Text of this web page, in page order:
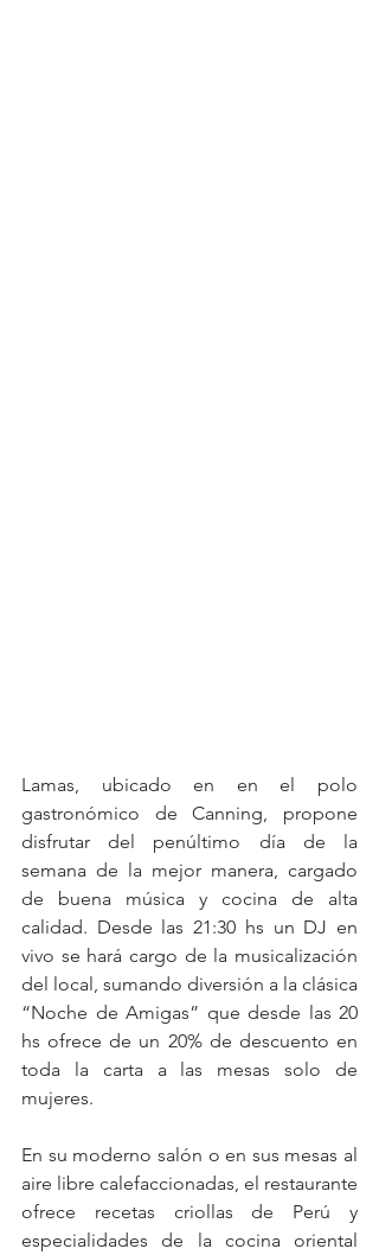
Lamas, ubicado en en el polo
gastronómico de Canning, propone
disfrutar del penúltimo día de la
semana de la mejor manera, cargado
de buena música y cocina de alta
calidad. Desde las 21:30 hs un DJ en
vivo se hará cargo de la musicalización
del local, sumando diversión a la clásica
“Noche de Amigas” que desde las 20
hs ofrece de un 20% de descuento en
toda la carta a las mesas solo de
mujeres.
En su moderno salón o en sus mesas al
aire libre calefaccionadas, el restaurante
ofrece recetas criollas de Perú y
especialidades de la cocina oriental